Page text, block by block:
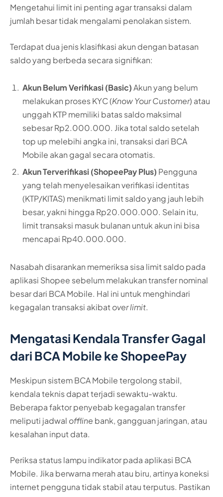
Mengetahui limit ini penting agar transaksi dalam
jumlah besar tidak mengalami penolakan sistem.
Terdapat dua jenis klasifikasi akun dengan batasan
saldo yang berbeda secara signifikan:
Akun Belum Verifikasi (Basic)Akun yang belum
melakukan proses KYC (Know Your Customer) atau
unggah KTP memiliki batas saldo maksimal
sebesar Rp2.000.000. Jika total saldo setelah
top up melebihi angka ini, transaksi dari BCA
Mobile akan gagal secara otomatis.
Akun Terverifikasi (ShopeePay Plus) Pengguna
yang telah menyelesaikan verifikasi identitas
(KTP/KITAS) menikmati limit saldo yang jauh lebih
besar, yakni hingga Rp20.000.000. Selain itu,
limit transaksi masuk bulanan untuk akun ini bisa
mencapai Rp40.000.000.
Nasabah disarankan memeriksa sisa limit saldo pada
aplikasi Shopee sebelum melakukan transfer nominal
besar dari BCA Mobile. Hal ini untuk menghindari
kegagalan transaksi akibat over limit.
Mengatasi Kendala Transfer Gagal
dari BCA Mobile ke ShopeePay
Meskipun sistem BCA Mobile tergolong stabil,
kendala teknis dapat terjadi sewaktu-waktu.
Beberapa faktor penyebab kegagalan transfer
meliputi jadwal offline bank, gangguan jaringan, atau
kesalahan input data.
Periksa status lampu indikator pada aplikasi BCA
Mobile. Jika berwarna merah atau biru, artinya koneksi
internet pengguna tidak stabil atau terputus. Pastikan